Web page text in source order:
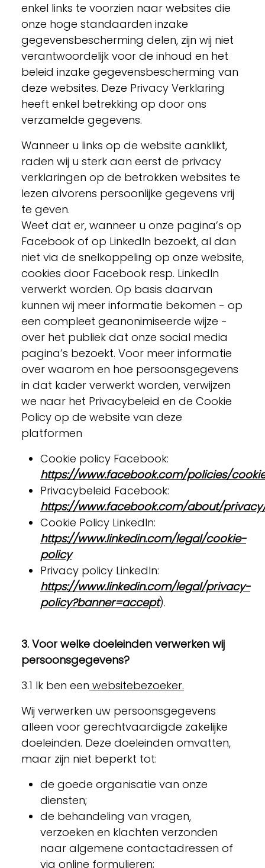
enkel links te voorzien naar websites die
onze hoge standaarden inzake
gegevensbescherming delen, zijn wij niet
verantwoordelijk voor de inhoud en het
beleid inzake gegevensbescherming van
deze websites. Deze Privacy Verklaring
heeft enkel betrekking op door ons
verzamelde gegevens.
Wanneer u links op de website aanklikt,
raden wij u sterk aan eerst de privacy
verklaringen op de betrokken websites te
lezen alvorens persoonlijke gegevens vrij
te geven.
Weet dat er, wanneer u onze pagina’s op
Facebook of op LinkedIn bezoekt, al dan
niet via de snelkoppeling op onze website,
cookies door Facebook resp. LinkedIn
verwerkt worden. Op basis daarvan
kunnen wij meer informatie bekomen - op
een compleet geanonimiseerde wijze -
over het publiek dat onze social media
pagina’s bezoekt. Voor meer informatie
over waarom en hoe persoonsgegevens
in dat kader verwerkt worden, verwijzen
we naar het Privacybeleid en de Cookie
Policy op de website van deze
platformen
Cookie policy Facebook:
https://www.facebook.com/policies/
Privacybeleid Facebook:
https://www.facebook.com/about/
Cookie Policy LinkedIn:
https://www.linkedin.com/legal/cookie-
policy
Privacy policy LinkedIn:
https://www.linkedin.com/legal/privacy-
policy?banner=accept).
3. Voor welke doeleinden verwerken wij
persoonsgegevens?
3.1 Ik ben een websitebezoeker.
Wij verwerken uw persoonsgegevens
alleen voor gerechtvaardigde zakelijke
doeleinden. Deze doeleinden omvatten,
maar zijn niet beperkt tot:
de goede organisatie van onze
diensten;
de behandeling van vragen,
verzoeken en klachten verzonden
naar algemene contactadressen of
via online formulieren;